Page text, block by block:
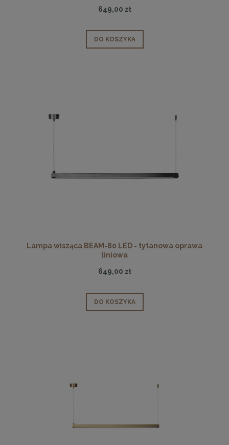
649,00 zł
DO KOSZYKA
Lampa wisząca BEAM-80 LED - tytanowa oprawa
liniowa
649,00 zł
DO KOSZYKA